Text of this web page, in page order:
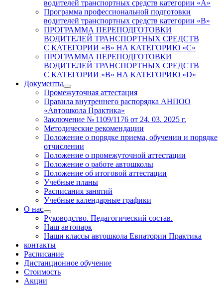
водителей транспортных средств категории «А»
Программа профессиональной подготовки
водителей транспортных средств категории «В»
ПРОГРАММА ПЕРЕПОДГОТОВКИ
ВОДИТЕЛЕЙ ТРАНСПОРТНЫХ СРЕДСТВ
С КАТЕГОРИИ «B» НА КАТЕГОРИЮ «C»
ПРОГРАММА ПЕРЕПОДГОТОВКИ
ВОДИТЕЛЕЙ ТРАНСПОРТНЫХ СРЕДСТВ
С КАТЕГОРИИ «B» НА КАТЕГОРИЮ «D»
Документы
Промежуточная аттестация
Правила внутреннего распорядка АНПОО
«Автошкола Практика»
Заключение № 1109/1176 от 24. 03. 2025 г.
Методические рекомендации
Положение о порядке приема, обучении и порядке
отчислении
Положение о промежуточной аттестации
Положение о работе автошколы
Положение об итоговой аттестации
Учебные планы
Расписания занятий
Учебные календарные графики
О нас
Руководство. Педагогический состав.
Наш автопарк
Наши классы автошкола Евпатории Практика
контакты
Расписание
Дистанционное обучение
Стоимость
Акции